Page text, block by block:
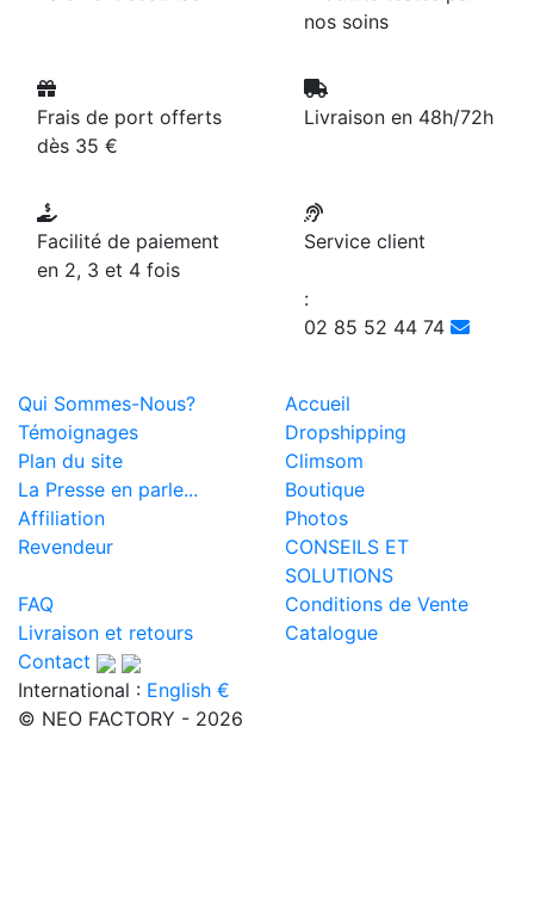
nos soins
Frais de port offerts
dès 35 €
Livraison en 48h/72h
Facilité de paiement
en 2, 3 et 4 fois
Service client
:
02 85 52 44 74
Qui Sommes-Nous?
Accueil
Témoignages
Dropshipping
Plan du site
Climsom
La Presse en parle...
Boutique
Affiliation
Photos
Revendeur
CONSEILS ET
SOLUTIONS
FAQ
Conditions de Vente
Livraison et retours
Catalogue
Contact
International : English €
© NEO FACTORY - 2026